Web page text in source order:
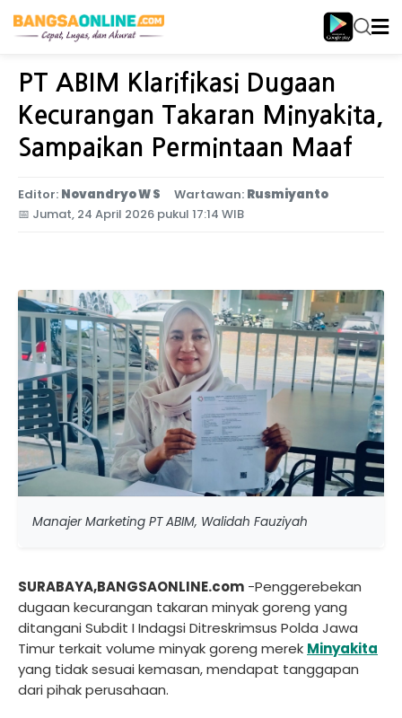
Home Jawa Timur
PT ABIM Klarifikasi Dugaan
Kecurangan Takaran Minyakita,
Sampaikan Permintaan Maaf
Editor: Novandryo W S Wartawan: Rusmiyanto
📅 Jumat, 24 April 2026 pukul 17:14 WIB
Manajer Marketing PT ABIM, Walidah Fauziyah
SURABAYA,BANGSAONLINE.com -Penggerebekan
dugaan kecurangan takaran minyak goreng yang
ditangani Subdit I Indagsi Ditreskrimsus Polda Jawa
Timur terkait volume minyak goreng merek Minyakita
yang tidak sesuai kemasan, mendapat tanggapan
dari pihak perusahaan.